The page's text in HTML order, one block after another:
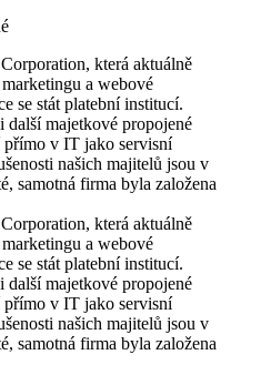
která aktuálně
a webové
se stát platební institucí.
další majetkové propojené
přímo v IT jako servisní
našich majitelů jsou v
samotná firma byla založena
která aktuálně
a webové
se stát platební institucí.
další majetkové propojené
přímo v IT jako servisní
našich majitelů jsou v
samotná firma byla založena